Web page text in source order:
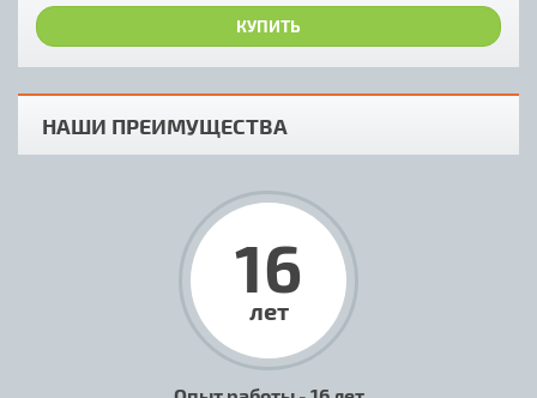
КУПИТЬ
НАШИ ПРЕИМУЩЕСТВА
16
лет